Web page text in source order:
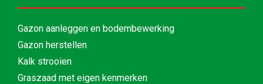
Gazon aanleggen en bodembewerking
Gazon herstellen
Kalk strooien
Graszaad met eigen kenmerken